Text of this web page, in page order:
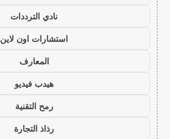
نادي الترددات
استشارات اون لاين
المعارف
هيدب فيديو
رمح التقنية
رذاذ التجارة